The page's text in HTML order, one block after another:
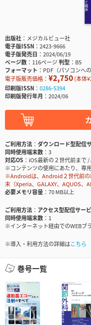
出版社
メジカルビュー社
電子版ISSN
2423-9666
電子版発売日
2024/06/19
ページ数
116ページ判型
B5
フォーマット
PDF（パソコンへ
電子版販売価格： ¥2,750(本体
印刷版ISSN
0286-5394
印刷版発行年月
2024/06
ご利用方法
ダウンロード型配信
同時使用端末数
3
対応OS
iOS最新の２世代前まで
※コンテンツの使用にあたり、専
※Androidは、Android２世代前の
末（Xperia、GALAXY、AQUOS、
必要メモリ容量
70 MB以上
ご利用方法
アクセス型配信サー
同時使用端末数
1
※インターネット経由でのWEBブ
※導入・利用方法の詳細はこちら
巻号一覧